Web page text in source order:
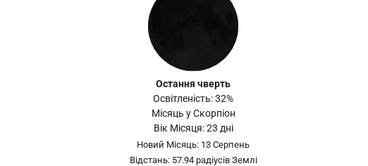
Остання чверть
Освітленість: 32%
Місяць у Скорпіон
Вік Місяця: 23 дні
Новий Місяць: 13 Серпень
Відстань: 57.94 радіусів Землі